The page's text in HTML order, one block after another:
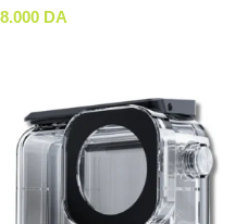
8.000 DA